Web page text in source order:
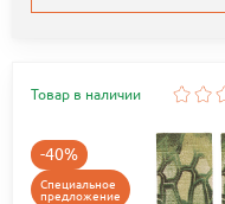
Товар в наличии
-40%
Специальное
предложение